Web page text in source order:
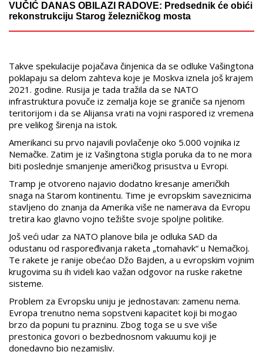
VUČIĆ DANAS OBILAZI RADOVE: Predsednik će obići
rekonstrukciju Starog železničkog mosta
Takve spekulacije pojačava činjenica da se odluke Vašingtona
poklapaju sa delom zahteva koje je Moskva iznela još krajem
2021. godine. Rusija je tada tražila da se NATO
infrastruktura povuče iz zemalja koje se graniče sa njenom
teritorijom i da se Alijansa vrati na vojni raspored iz vremena
pre velikog širenja na istok.
Amerikanci su prvo najavili povlačenje oko 5.000 vojnika iz
Nemačke. Zatim je iz Vašingtona stigla poruka da to ne mora
biti poslednje smanjenje američkog prisustva u Evropi.
Tramp je otvoreno najavio dodatno kresanje američkih
snaga na Starom kontinentu. Time je evropskim saveznicima
stavljeno do znanja da Amerika više ne namerava da Evropu
tretira kao glavno vojno težište svoje spoljne politike.
Još veći udar za NATO planove bila je odluka SAD da
odustanu od raspoređivanja raketa „tomahavk“ u Nemačkoj.
Te rakete je ranije obećao Džo Bajden, a u evropskim vojnim
krugovima su ih videli kao važan odgovor na ruske raketne
sisteme.
Problem za Evropsku uniju je jednostavan: zamenu nema.
Evropa trenutno nema sopstveni kapacitet koji bi mogao
brzo da popuni tu prazninu. Zbog toga se u sve više
prestonica govori o bezbednosnom vakuumu koji je
donedavno bio nezamisliv.